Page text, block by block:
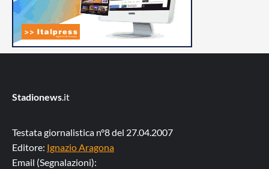
Stadionews.it
Testata giornalistica n°8 del 27.04.2007
Editore: Ignazio Aragona
Email (Segnalazioni):